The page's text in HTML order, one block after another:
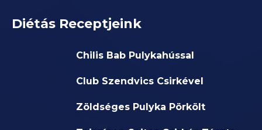
Diétás Receptjeink
Chilis Bab Pulykahússal
Club Szendvics Csirkével
Zöldséges Pulyka Pörkölt